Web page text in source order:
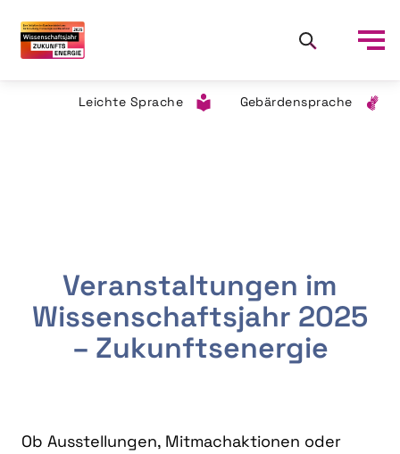
Leichte Sprache Gebärdensprache
Veranstaltungen im
Wissenschaftsjahr 2025
– Zukunftsenergie
Ob Ausstellungen, Mitmachaktionen oder